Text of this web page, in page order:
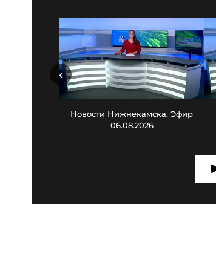
Новости Нижнекамска. Эфир
06.08.2026
‹